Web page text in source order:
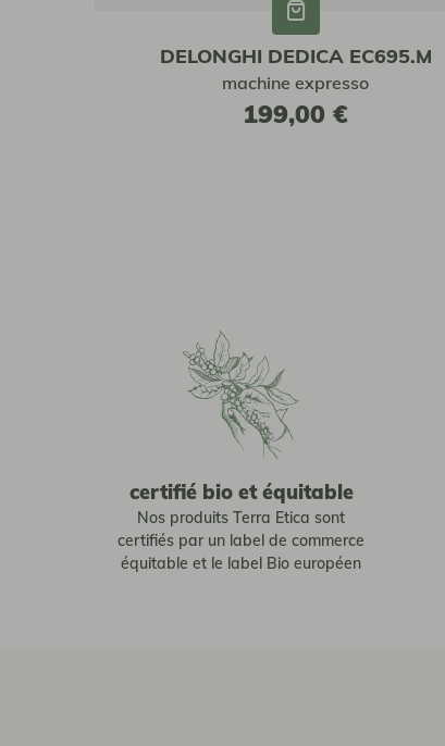
DELONGHI DEDICA EC695.M
machine expresso
199,00 €
certifié bio et équitable
Nos produits Terra Etica sont
certifiés par un label de commerce
équitable et le label Bio européen